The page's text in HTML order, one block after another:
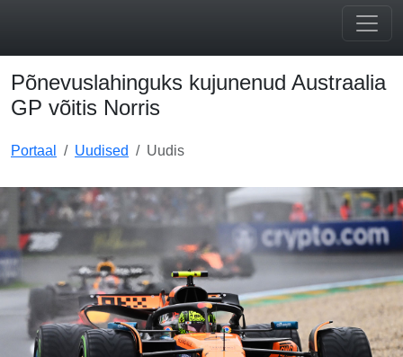
Põnevuslahinguks kujunenud Austraalia
GP võitis Norris
Portaal Uudised Uudis